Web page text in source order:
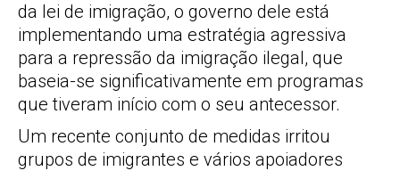
da lei de imigração, o governo dele está
implementando uma estratégia agressiva
para a repressão da imigração ilegal, que
baseia-se significativamente em programas
que tiveram início com o seu antecessor.
Um recente conjunto de medidas irritou
grupos de imigrantes e vários apoiadores